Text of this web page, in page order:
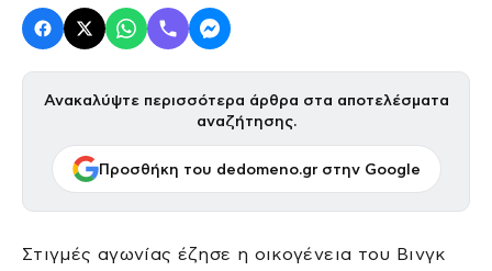
Ανακαλύψτε περισσότερα άρθρα στα αποτελέσματα
αναζήτησης.
Προσθήκη του dedomeno.gr στην Google
Στιγμές αγωνίας έζησε η οικογένεια του Βινγκ